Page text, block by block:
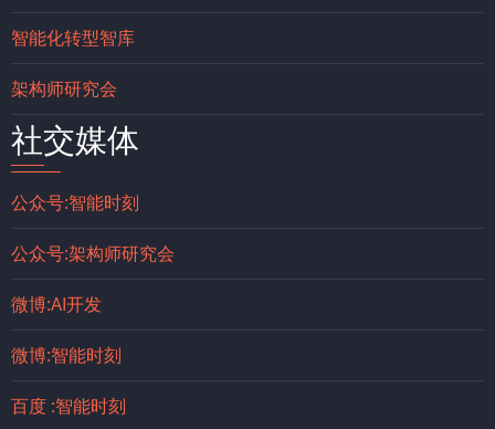
智能化转型智库
架构师研究会
社交媒体
公众号:智能时刻
公众号:架构师研究会
微博:AI开发
微博:智能时刻
百度 :智能时刻